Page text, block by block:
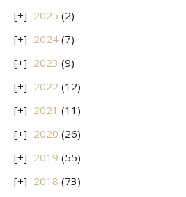
2025 (2)
2024 (7)
2023 (9)
2022 (12)
2021 (11)
2020 (26)
2019 (55)
2018 (73)